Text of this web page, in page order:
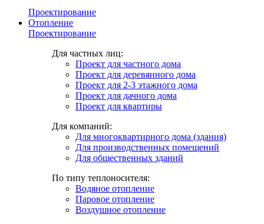
Проектирование
Отопление
Проектирование
Для частных лиц:
Проект для частного дома
Проект для деревянного дома
Проект для 2-3 этажного дома
Проект для дачного дома
Проект для квартиры
Для компаний:
Для многоквартирного дома (здания)
Для производственных помещений
Для общественных зданий
По типу теплоносителя:
Водяное отопление
Паровое отопление
Воздушное отопление